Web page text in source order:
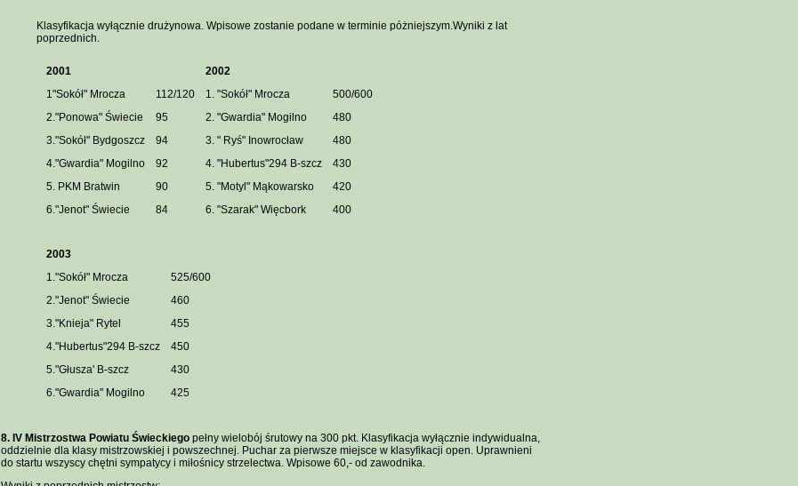
Klasyfikacja wyłącznie drużynowa. Wpisowe zostanie podane w terminie póżniejszym.Wyniki z lat
poprzednich.
2001
2002
1"Sokół" Mrocza
112/120 1. "Sokół" Mrocza
500/600
2."Ponowa" Świecie
95 2. "Gwardia" Mogilno
480
3."Sokół" Bydgoszcz
94 3. " Ryś" Inowrocław
480
4."Gwardia" Mogilno
92 4. "Hubertus"294 B-szcz
430
5. PKM Bratwin
90 5. "Motyl" Mąkowarsko
420
6."Jenot" Świecie
84 6. "Szarak" Więcbork 400
2003
1."Sokół" Mrocza
525/600
2."Jenot" Świecie
460
3."Knieja" Rytel
455
4."Hubertus"294 B-szcz
450
5."Głusza' B-szcz
430
6."Gwardia" Mogilno
425
8. IV Mistrzostwa Powiatu Świeckiegopełny wielobój śrutowy na 300 pkt. Klasyfikacja wyłącznie indywidualna,
oddzielnie dla klasy mistrzowskiej i powszechnej. Puchar za pierwsze miejsce w klasyfikacji open. Uprawnieni
do startu wszyscy chętni sympatycy i miłośnicy strzelectwa. Wpisowe 60,- od zawodnika.